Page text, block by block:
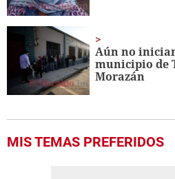
Aún no
municipio de
Morazán
MIS TEMAS PREFERIDOS